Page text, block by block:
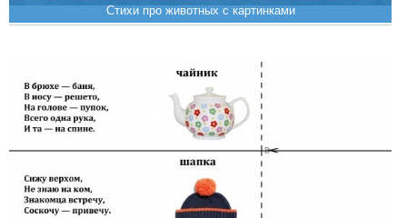
Стихи про животных с картинками